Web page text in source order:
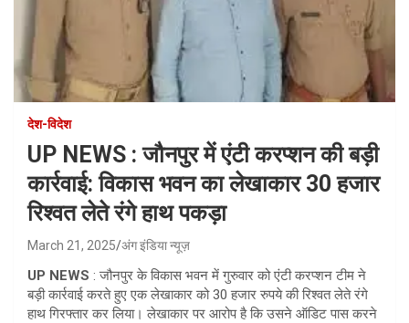
देश-विदेश
UP NEWS : जौनपुर में एंटी करप्शन की बड़ी
कार्रवाई: विकास भवन का लेखाकार 30 हजार
रिश्वत लेते रंगे हाथ पकड़ा
March 21, 2025 अंग इंडिया न्यूज़
UP NEWS : जौनपुर के विकास भवन में गुरुवार को एंटी करप्शन टीम ने
बड़ी कार्रवाई करते हुए एक लेखाकार को 30 हजार रुपये की रिश्वत लेते रंगे
हाथ गिरफ्तार कर लिया। लेखाकार पर आरोप है कि उसने ऑडिट पास करने